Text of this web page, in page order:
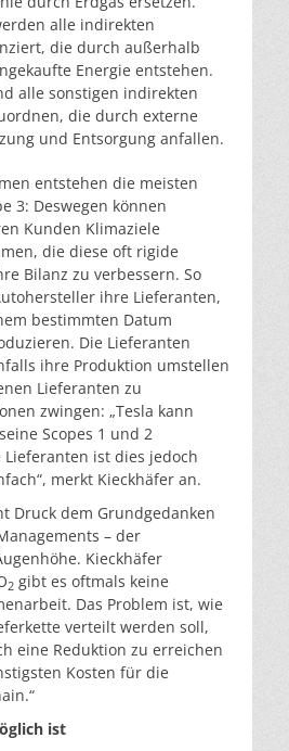
alle indirekten
die durch außerhalb
Energie entstehen.
alle sonstigen indirekten
die durch externe
und Entsorgung anfallen.
entstehen die meisten
3: Deswegen können
Kunden Klimaziele
die diese oft rigide
Bilanz zu verbessern. So
ihre Lieferanten,
bestimmten Datum
Die Lieferanten
ihre Produktion umstellen
Lieferanten zu
zwingen: „Tesla kann
Scopes 1 und 2
ist dies jedoch
merkt Kieckhäfer an.
Druck dem Grundgedanken
– der
Kieckhäfer
2 gibt es oftmals keine
Das Problem ist, wie
verteilt werden soll,
eine Reduktion zu erreichen
Kosten für die
ist